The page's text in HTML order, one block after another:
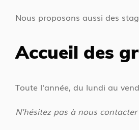
Nous proposons aussi des
Accueil des
Toute l'année, du lundi au
N'hésitez pas à nous